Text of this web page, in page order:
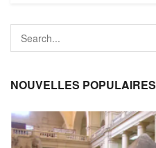
NOUVELLES POPULAIRES